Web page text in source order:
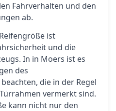
Fahrverhalten und den
ab.
ist
und die
In in Moers ist es
des
die in der Regel
vermerkt sind.
kann nicht nur den